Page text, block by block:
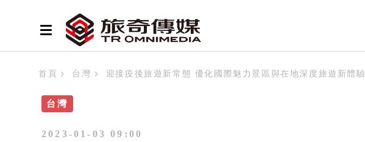
首頁 台灣 迎接疫後旅遊新常態 優化國際魅力景區與在地深度旅遊新體驗
台灣
2023-01-03 09:00